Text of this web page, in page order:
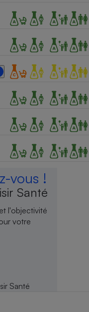
vous !
Santé
l'objectivité
votre